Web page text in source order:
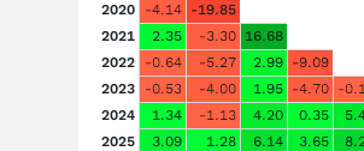
2020
-4.14 -19.85
2021
2.35 -3.30 16.68
2022
-0.64 -5.27 2.99 -9.09
2023
-0.53 -4.00 1.95 -4.70 -
2024
1.34 -1.13 4.20 0.35
2025
3.09 1.28 6.14 3.65